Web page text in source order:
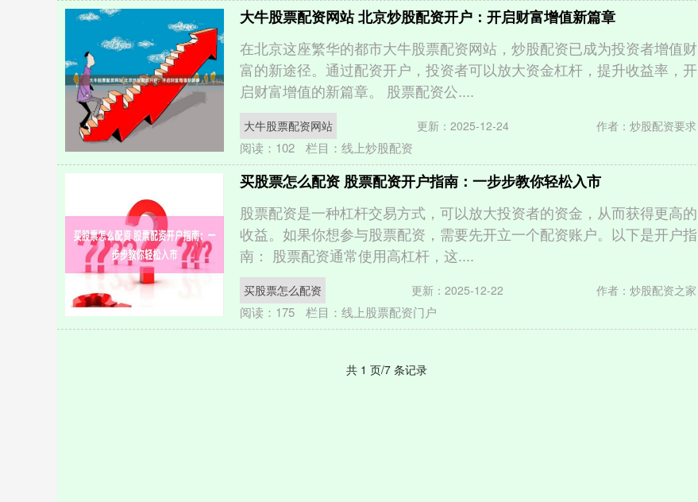
大牛股票配资网站 北京炒股配资开户：开启财富增值新篇章
在北京这座繁华的都市大牛股票配资网站，炒股配资已成为投资者增值财
富的新途径。通过配资开户，投资者可以放大资金杠杆，提升收益率，开
启财富增值的新篇章。 股票配资公....
大牛股票配资网站 更新：2025-12-24 作者：炒股配资要求
阅读： 102 栏目： 线上炒股配资
买股票怎么配资 股票配资开户指南：一步步教你轻松入市
股票配资是一种杠杆交易方式，可以放大投资者的资金，从而获得更高的
收益。如果你想参与股票配资，需要先开立一个配资账户。以下是开户指
南： 股票配资通常使用高杠杆，这....
买股票怎么配资 更新：2025-12-22 作者：炒股配资之家
阅读： 175 栏目： 线上股票配资门户
共 1 页/7 条记录